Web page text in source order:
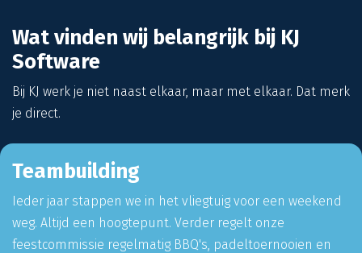
Wat vinden wij belangrijk bij KJ
Software
Bij KJ werk je niet naast elkaar, maar met elkaar. Dat merk
je direct.
Teambuilding
Ieder jaar stappen we in het vliegtuig voor een weekend
weg. Altijd een hoogtepunt. Verder regelt onze
feestcommissie regelmatig BBQ's, padeltoernooien en